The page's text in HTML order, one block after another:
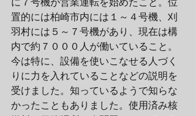
置的には柏崎市内には１～４号機、刈
羽村には５～７号機があり、現在は構
内で約７０００人が働いていること。
今は特に、設備を使いこなせる人づく
りに力を入れていることなどの説明を
受けました。知っているようで知らな
かったこともありました。使用済み核